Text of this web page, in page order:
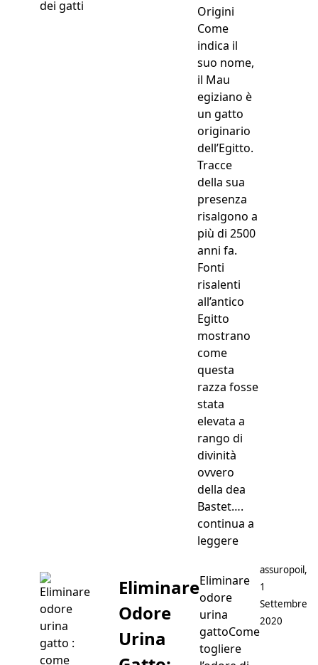
dei gatti
Origini
Come
indica il
suo nome,
il Mau
egiziano è
un gatto
originario
dell’Egitto.
Tracce
della sua
presenza
risalgono a
più di 2500
anni fa.
Fonti
risalenti
all’antico
Egitto
mostrano
come
questa
razza fosse
stata
elevata a
rango di
divinità
ovvero
della dea
Bastet….
continua a
leggere“MAU
Eliminare
Odore
Urina
Eliminare
odore
urina
gattoCome
togliere
Postato da
assuropoil,
1
Settembre
2020